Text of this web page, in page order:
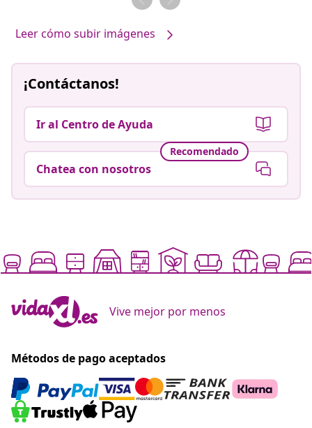
Leer cómo subir imágenes
¡Contáctanos!
Ir al Centro de Ayuda
Recomendado
Chatea con nosotros
Vive mejor por menos
Métodos de pago aceptados